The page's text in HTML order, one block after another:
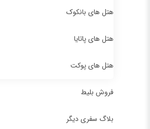
هتل های بانکوک
هتل های پاتایا
هتل های پوکت
فروش بلیط
بلاگ سفری دیگر